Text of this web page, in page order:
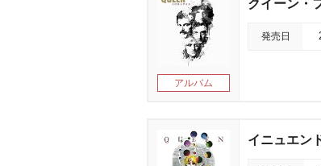
アルバム
クイーン・
発売日
イニュエン